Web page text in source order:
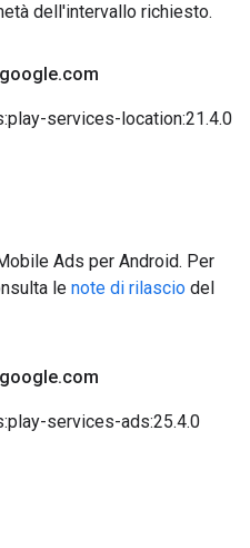
dell'intervallo richiesto.
google.com
services-location:21.4.0
Ads per Android. Per
le note di rilascio del
google.com
services-ads:25.4.0